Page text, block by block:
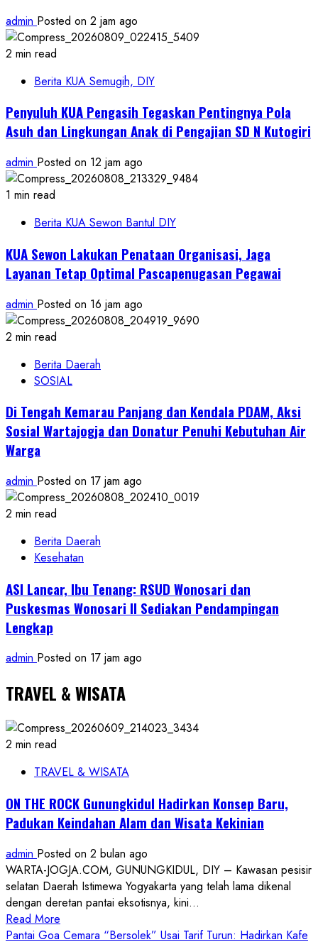
admin Posted on 2 jam ago
2 min read
Berita KUA Semugih, DIY
Penyuluh KUA Pengasih Tegaskan Pentingnya Pola
Asuh dan Lingkungan Anak di Pengajian SD N Kutogiri
admin Posted on 12 jam ago
1 min read
Berita KUA Sewon Bantul DIY
KUA Sewon Lakukan Penataan Organisasi, Jaga
Layanan Tetap Optimal Pascapenugasan Pegawai
admin Posted on 16 jam ago
2 min read
Berita Daerah
SOSIAL
Di Tengah Kemarau Panjang dan Kendala PDAM, Aksi
Sosial Wartajogja dan Donatur Penuhi Kebutuhan Air
Warga
admin Posted on 17 jam ago
2 min read
Berita Daerah
Kesehatan
ASI Lancar, Ibu Tenang: RSUD Wonosari dan
Puskesmas Wonosari II Sediakan Pendampingan
Lengkap
admin Posted on 17 jam ago
TRAVEL & WISATA
2 min read
TRAVEL & WISATA
ON THE ROCK Gunungkidul Hadirkan Konsep Baru,
Padukan Keindahan Alam dan Wisata Kekinian
admin Posted on 2 bulan ago
WARTA-JOGJA.COM, GUNUNGKIDUL, DIY – Kawasan pesisir
selatan Daerah Istimewa Yogyakarta yang telah lama dikenal
dengan deretan pantai eksotisnya, kini...
Read More
more
Pantai Goa Cemara “Bersolek” Usai Tarif Turun: Hadirkan Kafe